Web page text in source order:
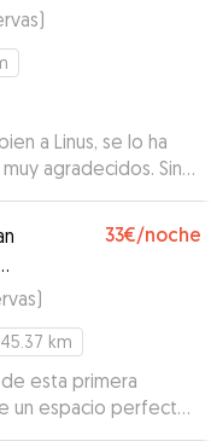
)
a Linus, se lo ha
agradecidos. Sin
33€/noche
)
km
esta primera
un espacio perfecto
se interesa por la